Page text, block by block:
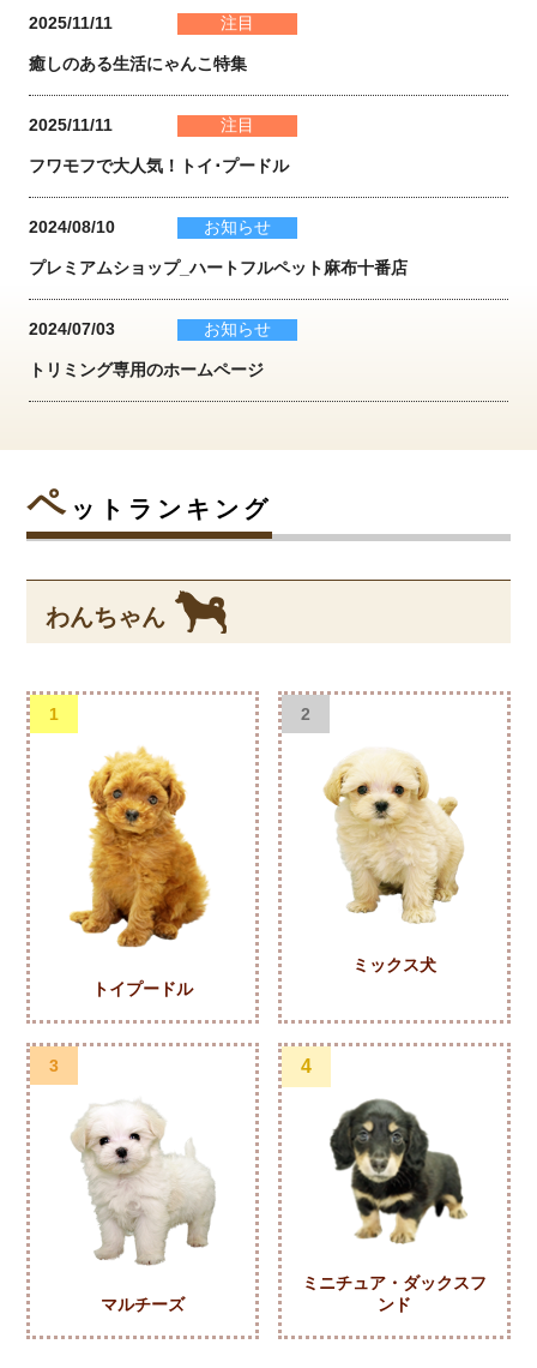
2025/11/11 注目
癒しのある生活にゃんこ特集
2025/11/11 注目
フワモフで大人気！トイ･プードル
2024/08/10 お知らせ
プレミアムショップ_ハートフルペット麻布十番店
2024/07/03 お知らせ
トリミング専用のホームページ
ペ ットランキング
わんちゃん
1
トイプードル
2
ミックス犬
3
マルチーズ
4
ミニチュア・ダックスフ
ンド